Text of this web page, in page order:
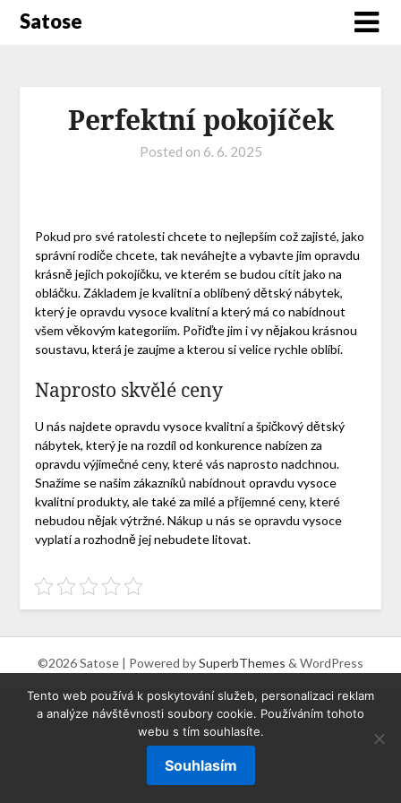
Satose
Perfektní pokojíček
Posted on 6. 6. 2025
Pokud pro své ratolesti chcete to nejlepším což zajisté, jako
správní rodiče chcete, tak neváhejte a vybavte jim opravdu
krásně jejich pokojíčku, ve kterém se budou cítit jako na
obláčku. Základem je kvalitní a oblíbenýdětský nábytek,
který je opravdu vysoce kvalitní a který má co nabídnout
všem věkovým kategoriím. Pořiďte jim i vy nějakou krásnou
soustavu, která je zaujme a kterou si velice rychle oblíbí.
Naprosto skvělé ceny
U nás najdete opravdu vysoce kvalitní a špičkový dětský
nábytek, který je na rozdíl od konkurence nabízen za
opravdu výjimečné ceny, které vás naprosto nadchnou.
Snažíme se našim zákazníků nabídnout opravdu vysoce
kvalitní produkty, ale také za milé a příjemné ceny, které
nebudou nějak výtržné. Nákup u nás se opravdu vysoce
vyplatí a rozhodně jej nebudete litovat.
©2026 Satose | Powered bySuperbThemes & WordPress
Tento web používá k poskytování služeb, personalizaci reklam
a analýze návštěvnosti soubory cookie. Používáním tohoto
webu s tím souhlasíte.
Souhlasím